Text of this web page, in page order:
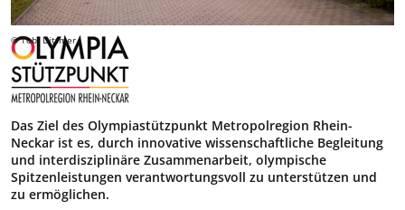
© Tobi Dittmer
Das Ziel des Olympiastützpunkt Metropolregion Rhein-
Neckar ist es, durch innovative wissenschaftliche Begleitung
und interdisziplinäre Zusammenarbeit, olympische
Spitzenleistungen verantwortungsvoll zu unterstützen und
zu ermöglichen.